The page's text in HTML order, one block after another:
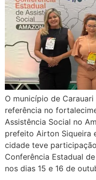
O município de
referência no
Assistência Social no
prefeito Airton Siqueira
cidade teve
Conferência Estadual
nos dias 15 e 16 de